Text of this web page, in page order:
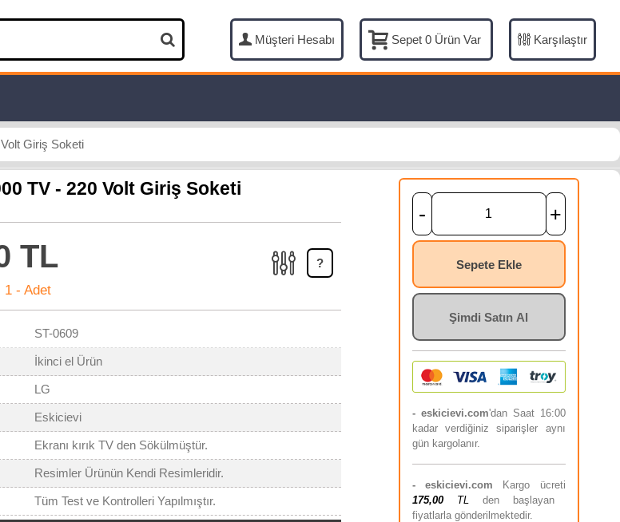
Müşteri Hesabı Sepet 0 Ürün Var Karşılaştır
Giriş Soketi
TV - 220 Volt Giriş Soketi
TL
1 - Adet
?
ST-0609
İkinci el Ürün
LG
Eskicievi
Ekranı kırık TV den Sökülmüştür.
Resimler Ürünün Kendi Resimleridir.
Tüm Test ve Kontrolleri Yapılmıştır.
- +
Sepete Ekle
Şimdi Satın Al
- eskicievi.com'dan Saat 16:00
kadar verdiğiniz siparişler aynı
gün kargolanır.
-eskicievi.com
Kargo ücreti
175,00
TL
den başlayan
fiyatlarla gönderilmektedir.